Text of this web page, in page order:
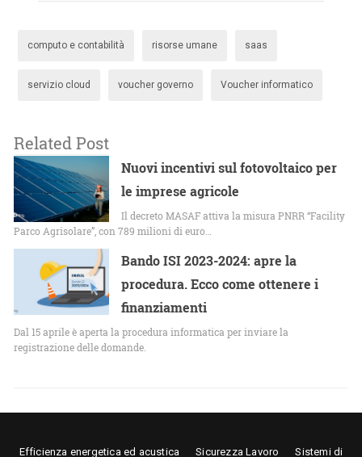
computo e contabilità risorse umane saas
servizio cloud voucher governo Voucher informatico
Related Post
Nuovi incentivi sul fotovoltaico per
le imprese agricole
Il decreto MASAF attiva la misura PNRR “Facility
Parco Agrisolare”, con 789 milioni di euro…
Bando ISI 2023-2024: apre la
procedura. Ecco come ottenere i
finanziamenti
Dal 15 aprile è aperta la procedura informatica per inviare la
registrazione delle domande.
Efficienza energetica ed acustica Sicurezza Lavoro Sistemi di